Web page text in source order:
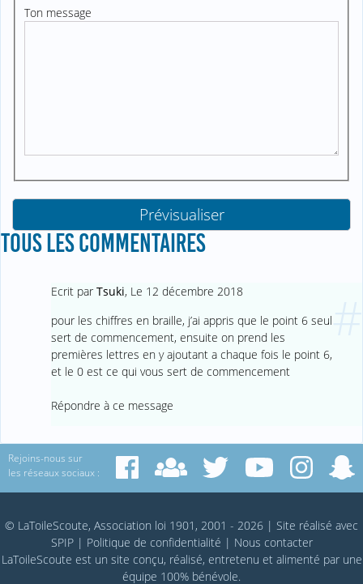
Ton message
TOUS LES COMMENTAIRES
Ecrit par Tsuki, Le 12 décembre 2018
pour les chiffres en braille, j’ai appris que le point 6 seul
sert de commencement, ensuite on prend les
premières lettres en y ajoutant a chaque fois le point 6,
et le 0 est ce qui vous sert de commencement
Répondre à ce message
Rejoins-nous sur
les réseaux sociaux :
© LaToileScoute, Association loi 1901, 2001 - 2026 | Site réalisé avec
SPIP| Politique de confidentialité | Nous contacter
LaToileScoute est un site conçu, réalisé, entretenu et alimenté par une
équipe 100% bénévole.